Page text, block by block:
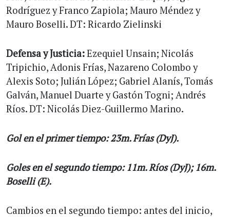
Rodríguez y Franco Zapiola; Mauro Méndez y
Mauro Boselli. DT: Ricardo Zielinski
Defensa y Justicia:Ezequiel Unsain; Nicolás
Tripichio, Adonis Frías, Nazareno Colombo y
Alexis Soto; Julián López; Gabriel Alanís, Tomás
Galván, Manuel Duarte y Gastón Togni; Andrés
Ríos. DT: Nicolás Diez-Guillermo Marino.
Gol en el primer tiempo: 23m. Frías (DyJ).
Goles en el segundo tiempo: 11m. Ríos (DyJ); 16m.
Boselli (E).
Cambios en el segundo tiempo: antes del inicio,